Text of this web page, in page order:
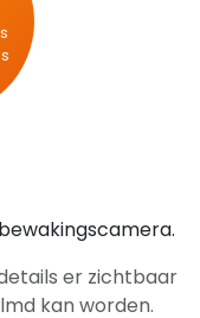
er zichtbaar
kan worden.